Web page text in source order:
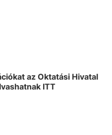
az Oktatási Hivatal
ITT